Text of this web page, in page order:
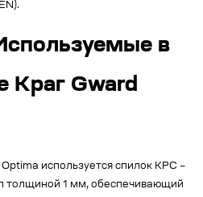
в
Краг Gward
используется спилок КРС –
толщиной 1 мм, обеспечивающий